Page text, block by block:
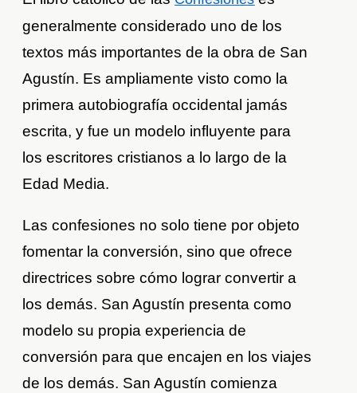
generalmente considerado uno de los
textos más importantes de la obra de San
Agustín. Es ampliamente visto como la
primera autobiografía occidental jamás
escrita, y fue un modelo influyente para
los escritores cristianos a lo largo de la
Edad Media.
Las confesiones no solo tiene por objeto
fomentar la conversión, sino que ofrece
directrices sobre cómo lograr convertir a
los demás. San Agustín presenta como
modelo su propia experiencia de
conversión para que encajen en los viajes
de los demás. San Agustín comienza